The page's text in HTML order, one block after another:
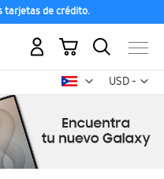
tarjetas de crédito.
USD -
dólar
Mi carrito